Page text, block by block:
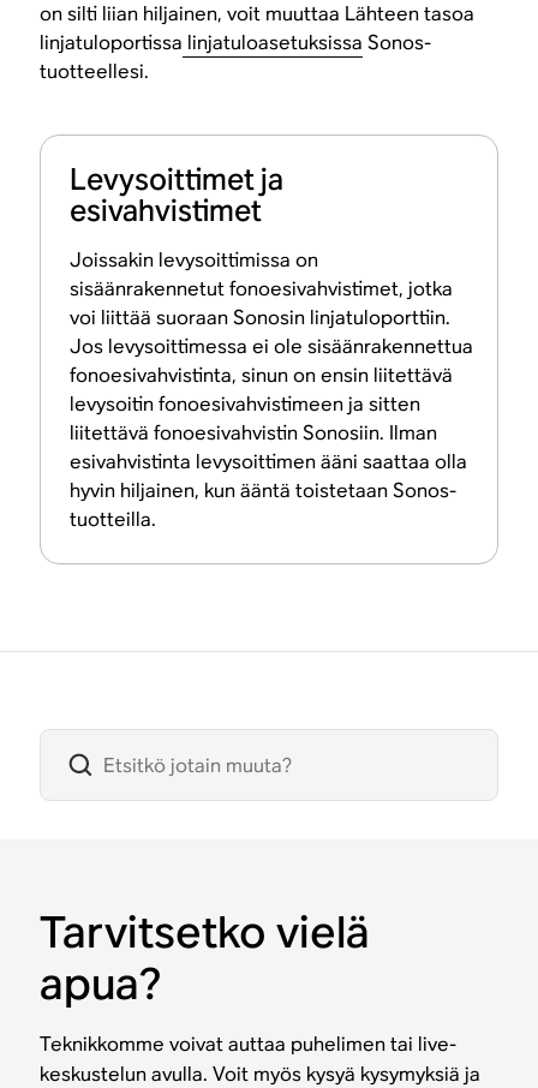
on silti liian hiljainen, voit muuttaa Lähteen tasoa
linjatuloportissa linjatuloasetuksissa Sonos-
tuotteellesi.
Levysoittimet ja
esivahvistimet
Joissakin levysoittimissa on
sisäänrakennetut fonoesivahvistimet, jotka
voi liittää suoraan Sonosin linjatuloporttiin.
Jos levysoittimessa ei ole sisäänrakennettua
fonoesivahvistinta, sinun on ensin liitettävä
levysoitin fonoesivahvistimeen ja sitten
liitettävä fonoesivahvistin Sonosiin. Ilman
esivahvistinta levysoittimen ääni saattaa olla
hyvin hiljainen, kun ääntä toistetaan Sonos-
tuotteilla.
Tarvitsetko vielä
apua?
Teknikkomme voivat auttaa puhelimen tai live-
keskustelun avulla. Voit myös kysyä kysymyksiä ja